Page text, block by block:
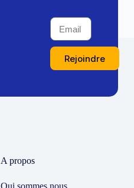
Rejoindre
A propos